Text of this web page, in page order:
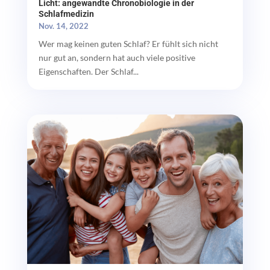
Licht: angewandte Chronobiologie in der
Schlafmedizin
Nov. 14, 2022
Wer mag keinen guten Schlaf? Er fühlt sich nicht
nur gut an, sondern hat auch viele positive
Eigenschaften. Der Schlaf...